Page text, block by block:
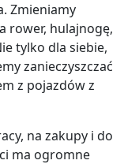
Zmieniamy
rower, hulajnogę,
tylko dla siebie,
zanieczyszczać
z pojazdów z
na zakupy i do
ma ogromne